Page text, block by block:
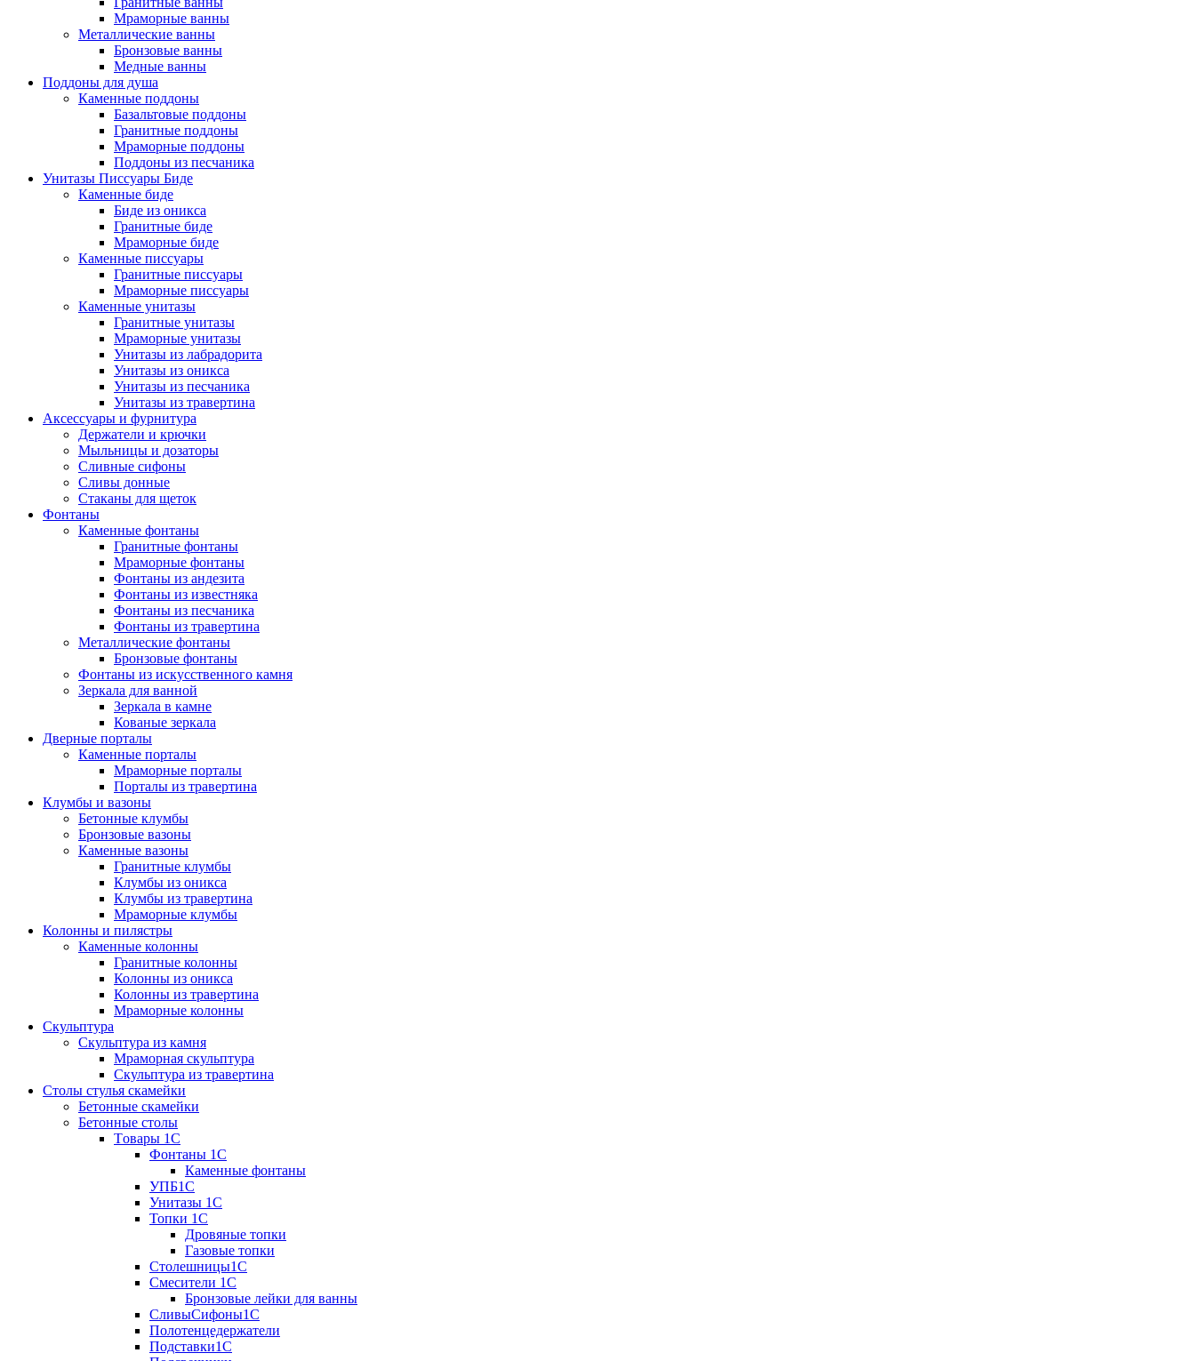
Мраморные ванны
Металлические ванны
Бронзовые ванны
Медные ванны
Поддоны для душа
Каменные поддоны
Базальтовые поддоны
Гранитные поддоны
Мраморные поддоны
Поддоны из песчаника
Унитазы Писсуары Биде
Каменные биде
Биде из оникса
Гранитные биде
Мраморные биде
Каменные писсуары
Гранитные писсуары
Мраморные писсуары
Каменные унитазы
Гранитные унитазы
Мраморные унитазы
Унитазы из лабрадорита
Унитазы из оникса
Унитазы из песчаника
Унитазы из травертина
Аксессуары и фурнитура
Держатели и крючки
Мыльницы и дозаторы
Сливные сифоны
Сливы донные
Стаканы для щеток
Фонтаны
Каменные фонтаны
Гранитные фонтаны
Мраморные фонтаны
Фонтаны из андезита
Фонтаны из известняка
Фонтаны из песчаника
Фонтаны из травертина
Металлические фонтаны
Бронзовые фонтаны
Фонтаны из искусственного камня
Зеркала для ванной
Зеркала в камне
Кованые зеркала
Дверные порталы
Каменные порталы
Мраморные порталы
Порталы из травертина
Клумбы и вазоны
Бетонные клумбы
Бронзовые вазоны
Каменные вазоны
Гранитные клумбы
Клумбы из оникса
Клумбы из травертина
Мраморные клумбы
Колонны и пилястры
Каменные колонны
Гранитные колонны
Колонны из оникса
Колонны из травертина
Мраморные колонны
Скульптура
Скульптура из камня
Мраморная скульптура
Скульптура из травертина
Столы стулья скамейки
Бетонные скамейки
Бетонные столы
Tовары 1C
Фонтаны 1C
Каменные фонтаны
УПБ1С
Унитазы 1С
Топки 1С
Дровяные топки
Газовые топки
Столешницы1С
Смесители 1С
Бронзовые лейки для ванны
СливыСифоны1С
Полотенцедержатели
Подставки1С